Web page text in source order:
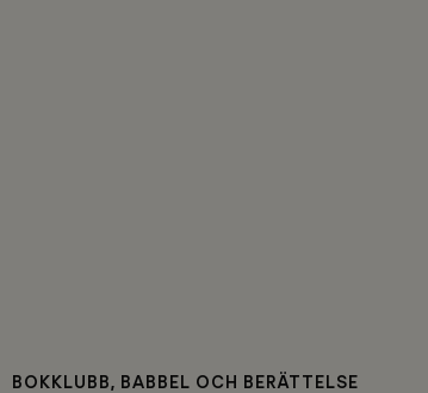
BOKKLUBB, BABBEL OCH BERÄTTELSE